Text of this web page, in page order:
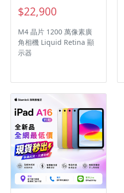
$22,900
M4 晶片 1200 萬像素廣
角相機 Liquid Retina 顯
示器